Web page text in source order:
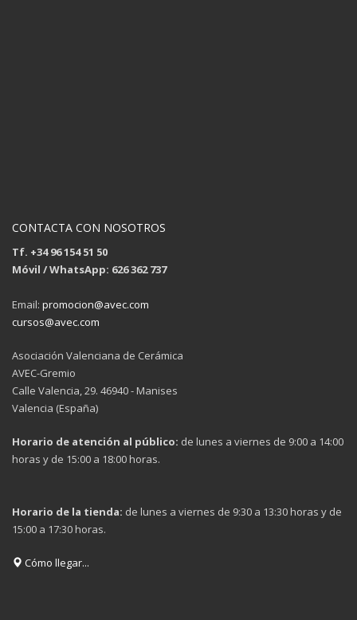
CONTACTA CON NOSOTROS
Tf. +34 96 154 51 50
Móvil / WhatsApp: 626 362 737
Email: promocion@avec.com
cursos@avec.com
Asociación Valenciana de Cerámica
AVEC-Gremio
Calle Valencia, 29. 46940 - Manises
Valencia (España)
Horario de atención al público: de lunes a viernes de 9:00 a 14:00
horas y de 15:00 a 18:00 horas.
Horario de la tienda: de lunes a viernes de 9:30 a 13:30 horas y de
15:00 a 17:30 horas.
Cómo llegar...